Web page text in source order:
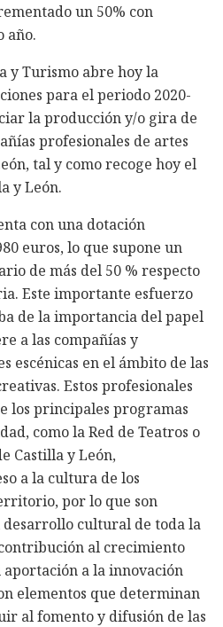
un 50% con
año.
y Turismo abre hoy la
para el periodo 2020-
la producción y/o gira de
profesionales de artes
tal y como recoge hoy el
y León.
con una dotación
euros, lo que supone un
de más del 50 % respecto
Este importante esfuerzo
de la importancia del papel
a las compañías y
escénicas en el ámbito de las
Estos profesionales
los principales programas
como la Red de Teatros o
Castilla y León,
a la cultura de los
por lo que son
cultural de toda la
al crecimiento
aportación a la innovación
elementos que determinan
al fomento y difusión de las